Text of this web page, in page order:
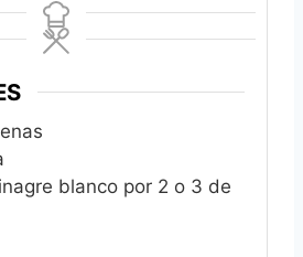
blanco por 2 o 3 de